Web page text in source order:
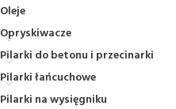
Oleje
Opryskiwacze
Pilarki do betonu i przecinarki
Pilarki łańcuchowe
Pilarki na wysięgniku